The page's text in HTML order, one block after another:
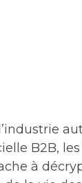
B2B,
à